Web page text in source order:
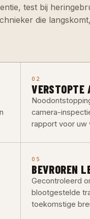
test bij
die
02
VERSTOPTE
camera-
rapport voor uw
05
BEVROREN
Gecontroleerd
blootgestelde
toekomstige